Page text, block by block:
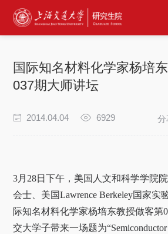
首页
招生工作
卓越工程师
专项工作
国际知名材料化学家杨培
037期大师讲坛
2014.04.04 6929 分
3月 28日下午，美国人文和科学学院
会士、美国Lawrence Berkeley国家实
际知名材料化学家杨培东教授做客第
交大学子带来一场题为“